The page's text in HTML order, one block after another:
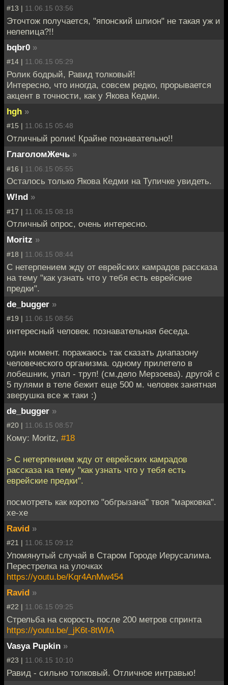
#13 | 11.06.15 03:56
Эточтож получается, "японский шпион" не такая уж и
нелепица?!!
bqbr0 »
#14 | 11.06.15 05:29
Ролик бодрый, Равид толковый!
Интересно, что иногда, совсем редко, прорывается
акцент в точности, как у Якова Кедми.
hgh »
#15 | 11.06.15 05:48
Отличный ролик! Крайне познавательно!!
ГлаголомЖечь »
#16 | 11.06.15 05:55
Осталось только Якова Кедми на Тупичке увидеть.
W!nd »
#17 | 11.06.15 08:18
Отличный опрос, очень интересно.
Moritz »
#18 | 11.06.15 08:44
С нетерпением жду от еврейских камрадов рассказа
на тему "как узнать что у тебя есть еврейские
предки".
de_bugger »
#19 | 11.06.15 08:56
интересный человек. познавательная беседа.
один момент. поражаюсь так сказать диапазону
человеческого организма. одному прилетело в
лобешник, упал - труп! (см.дело Мерзоева). другой с
5 пулями в теле бежит еще 500 м. человек занятная
зверушка все ж таки :)
de_bugger »
#20 | 11.06.15 08:57
Кому: Moritz, #18
> С нетерпением жду от еврейских камрадов
рассказа на тему "как узнать что у тебя есть
еврейские предки".
посмотреть как коротко "обгрызана" твоя "марковка".
хе-хе
Ravid »
#21 | 11.06.15 09:12
Упомянутый случай в Старом Городе Иерусалима.
Перестрелка на улочках
https://youtu.be/Kqr4AnMw454
Ravid »
#22 | 11.06.15 09:25
Стрельба на скорость после 200 метров спринта
https://youtu.be/_jK6t-8tWIA
Vasya Pupkin »
#23 | 11.06.15 10:10
Равид - сильно толковый. Отличное интравью!